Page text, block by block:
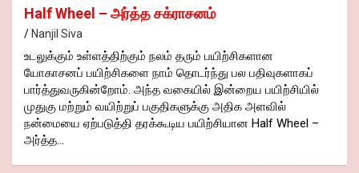
Half Wheel – அர்த்த சக்ராசனம்
Nanjil Siva
உடலுக்கும் உள்ளத்திற்கும் நலம் தரும் பயிற்சிகளான
யோகாசனப் பயிற்சிகளை நாம் தொடர்ந்து பல பதிவுகளாகப்
பார்த்துவருகின்றோம். அந்த வகையில் இன்றைய பயிற்சியில்
முதுகு மற்றும் வயிற்றுப் பகுதிகளுக்கு அதிக அளவில்
நன்மையை ஏற்படுத்தி தரக்கூடிய பயிற்சியான Half Wheel –
அர்த்த…